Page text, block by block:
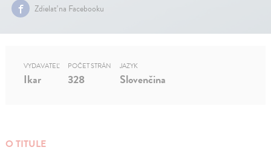
Zdielať na Facebooku
O TITULE
VYDAVATEĽ
Ikar
POČET STRÁN
328
JAZYK
Slovenčina